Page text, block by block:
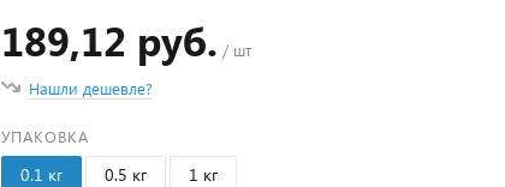
189,12 руб. / шт
Нашли дешевле?
УПАКОВКА
0.1 кг 0.5 кг 1 кг